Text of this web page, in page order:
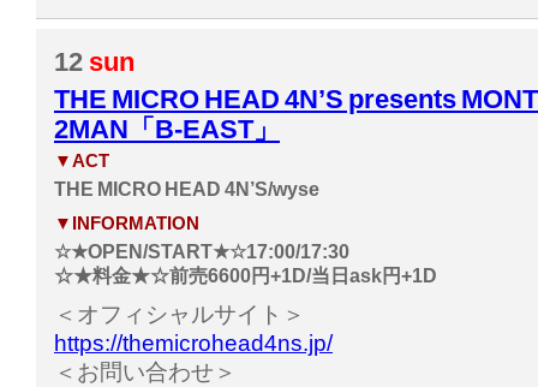
12 sun
THE MICRO HEAD 4N’S presents
2MAN「B-EAST」
▼ACT
THE MICRO HEAD 4N’S/wyse
▼INFORMATION
☆★OPEN/START★☆17:00/17:30
☆★料金★☆前売6600円+1D/当日ask円+1D
＜オフィシャルサイト＞
https://themicrohead4ns.jp/
＜お問い合わせ＞